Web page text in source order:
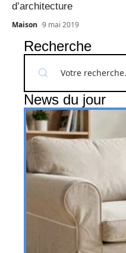
d’architecture
Maison 9 mai 2019
Recherche
News du jour